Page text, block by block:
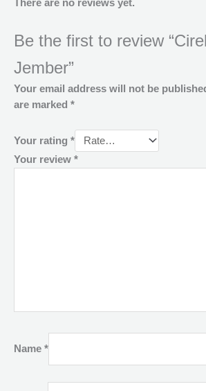
There are no reviews yet.
Be the first to review
Jember”
Your email address will not be
are marked *
Your rating *
Your review *
Name *